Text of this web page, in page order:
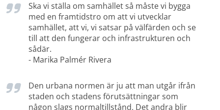
Ska vi ställa om samhället så måste vi bygga
med en framtidstro om att vi utvecklar
samhället, att vi, vi satsar på välfärden och se
till att den fungerar och infrastrukturen och
sådär.
- Marika Palmér Rivera
Den urbana normen är ju att man utgår ifrån
staden och stadens förutsättningar som
någon slags normaltillstånd. Det andra blir